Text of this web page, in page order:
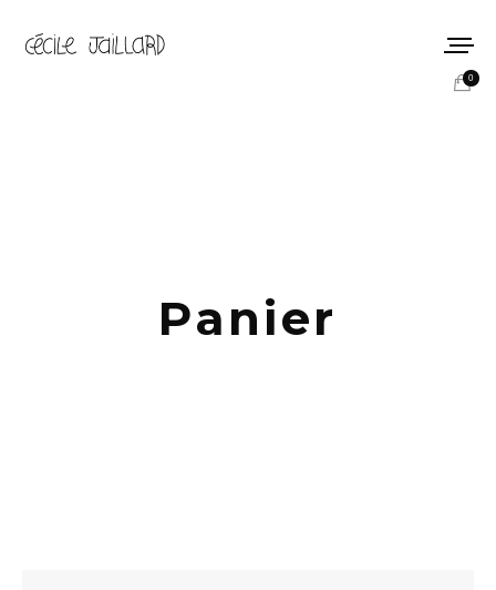
0
Panier